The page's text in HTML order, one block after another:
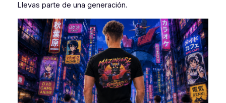
Llevas parte de una generación.
Reproductor
de
vídeo